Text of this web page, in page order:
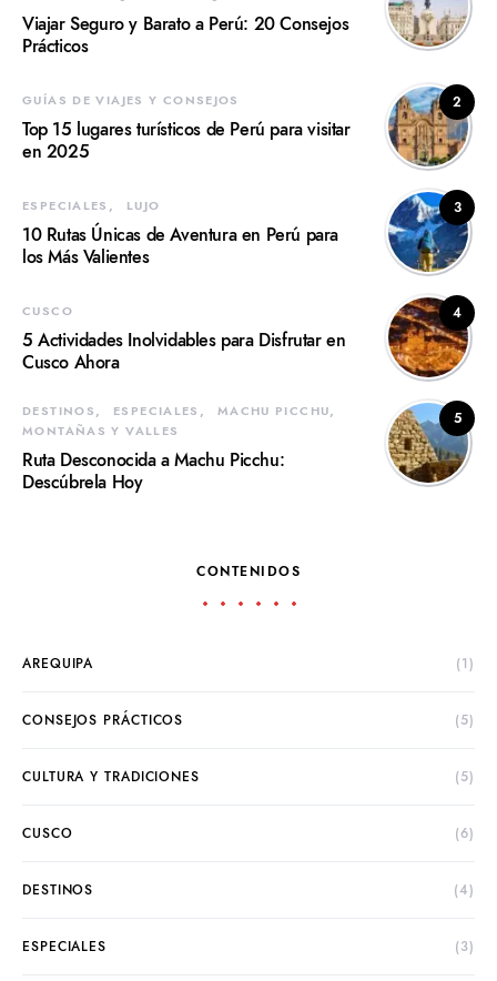
Viajar Seguro y Barato a Perú: 20 Consejos
Prácticos
2
GUÍAS DE VIAJES Y CONSEJOS
Top 15 lugares turísticos de Perú para visitar
en 2025
3
ESPECIALES LUJO
10 Rutas Únicas de Aventura en Perú para
los Más Valientes
4
CUSCO
5 Actividades Inolvidables para Disfrutar en
Cusco Ahora
5
DESTINOS ESPECIALES
MACHU PICCHU
MONTAÑAS Y VALLES
Ruta Desconocida a Machu Picchu:
Descúbrela Hoy
CONTENIDOS
AREQUIPA (1)
CONSEJOS PRÁCTICOS (5)
CULTURA Y TRADICIONES (5)
CUSCO (6)
DESTINOS (4)
ESPECIALES (3)